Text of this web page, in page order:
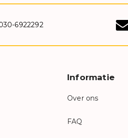
6922292
Informatie
Over ons
FAQ